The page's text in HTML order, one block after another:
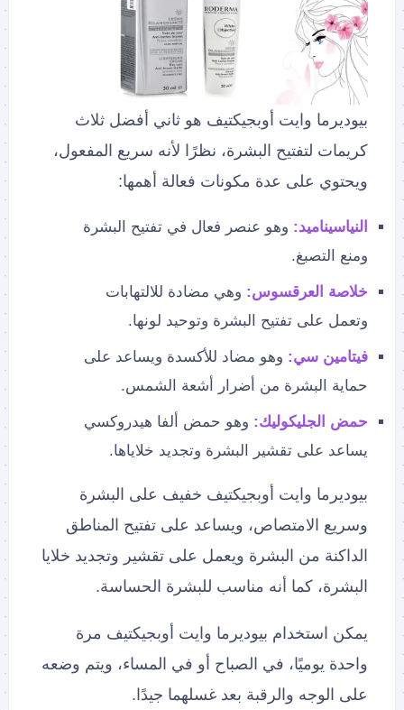
بيوديرما وايت أوبجيكتيف هو ثاني أفضل ثلاث
كريمات لتفتيح البشرة، نظرًا لأنه سريع المفعول،
ويحتوي على عدة مكونات فعالة أهمها:
النياسيناميد: وهو عنصر فعال في تفتيح البشرة
ومنع التصبغ.
خلاصة العرقسوس: وهي مضادة للالتهابات
وتعمل على تفتيح البشرة وتوحيد لونها.
فيتامين سي: وهو مضاد للأكسدة ويساعد على
حماية البشرة من أضرار أشعة الشمس.
حمض الجليكوليك: وهو حمض ألفا هيدروكسي
يساعد على تقشير البشرة وتجديد خلاياها.
بيوديرما وايت أوبجيكتيف خفيف على البشرة
وسريع الامتصاص، ويساعد على تفتيح المناطق
الداكنة من البشرة ويعمل على تقشير وتجديد خلايا
البشرة، كما أنه مناسب للبشرة الحساسة.
يمكن استخدام بيوديرما وايت أوبجيكتيف مرة
واحدة يوميًا، في الصباح أو في المساء، ويتم وضعه
على الوجه والرقبة بعد غسلهما جيدًا.